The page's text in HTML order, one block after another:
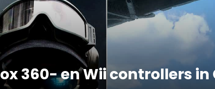
360- en Wii controllers in